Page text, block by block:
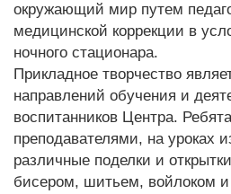
окружающий мир путем
медицинской коррекции в
ночного стационара.
Прикладное творчество
направлений обучения и
воспитанников Центра.
преподавателями, на уроках
различные поделки и
бисером, шитьем, войлоком и